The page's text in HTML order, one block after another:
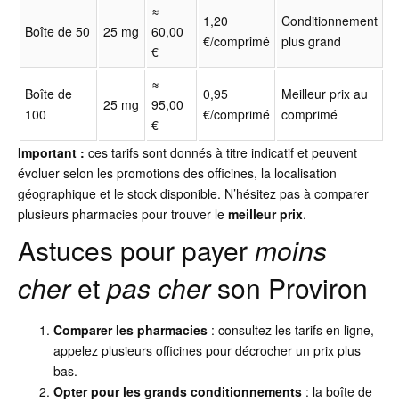
Boîte de 50 25 mg
≈
60,00
€
1,20
€/comprimé
Conditionnement
plus grand
Boîte de
100
25 mg
≈
95,00
€
0,95
€/comprimé
Meilleur prix au
comprimé
Important : ces tarifs sont donnés à titre indicatif et peuvent
évoluer selon les promotions des officines, la localisation
géographique et le stock disponible. N’hésitez pas à comparer
plusieurs pharmacies pour trouver le meilleur prix.
Astuces pour payermoins
cheretpas cherson Proviron
Comparer les pharmacies : consultez les tarifs en ligne,
appelez plusieurs officines pour décrocher un prix plus
bas.
Opter pour les grands conditionnements : la boîte de